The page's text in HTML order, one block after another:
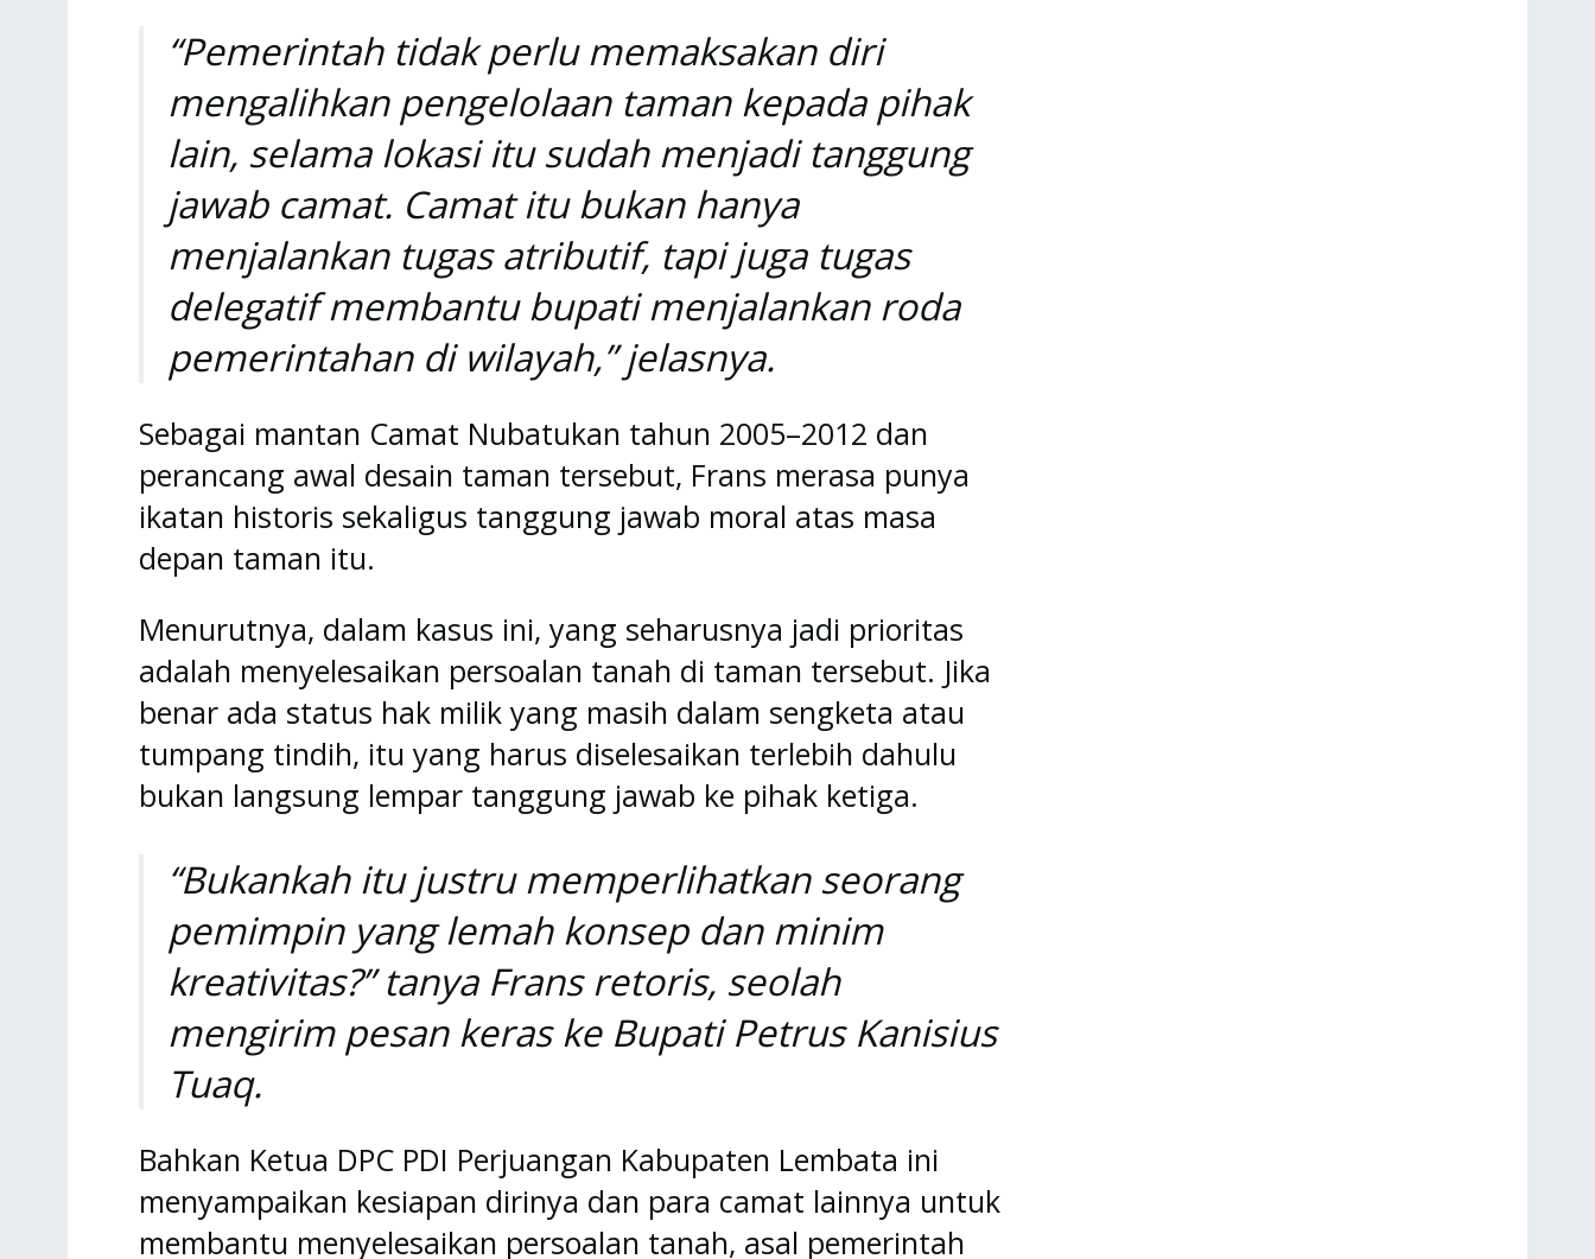
“Pemerintah tidak perlu memaksakan diri
mengalihkan pengelolaan taman kepada pihak
lain, selama lokasi itu sudah menjadi tanggung
jawab camat. Camat itu bukan hanya
menjalankan tugas atributif, tapi juga tugas
delegatif membantu bupati menjalankan roda
pemerintahan di wilayah,” jelasnya.
Sebagai mantan Camat Nubatukan tahun 2005–2012 dan
perancang awal desain taman tersebut, Frans merasa punya
ikatan historis sekaligus tanggung jawab moral atas masa
depan taman itu.
Menurutnya, dalam kasus ini, yang seharusnya jadi prioritas
adalah menyelesaikan persoalan tanah di taman tersebut. Jika
benar ada status hak milik yang masih dalam sengketa atau
tumpang tindih, itu yang harus diselesaikan terlebih dahulu
bukan langsung lempar tanggung jawab ke pihak ketiga.
“Bukankah itu justru memperlihatkan seorang
pemimpin yang lemah konsep dan minim
kreativitas?” tanya Frans retoris, seolah
mengirim pesan keras ke Bupati Petrus Kanisius
Tuaq.
Bahkan Ketua DPC PDI Perjuangan Kabupaten Lembata ini
menyampaikan kesiapan dirinya dan para camat lainnya untuk
membantu menyelesaikan persoalan tanah, asal pemerintah